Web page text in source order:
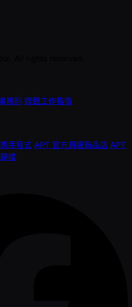
規則 媒體工作指南
用程式 APT 官方周邊商品店 APT
檔